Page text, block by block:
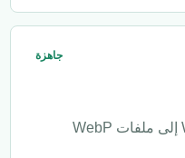
جاهزة
حوّل صور JPG أو PNG أو WebP إلى ملفات WebP